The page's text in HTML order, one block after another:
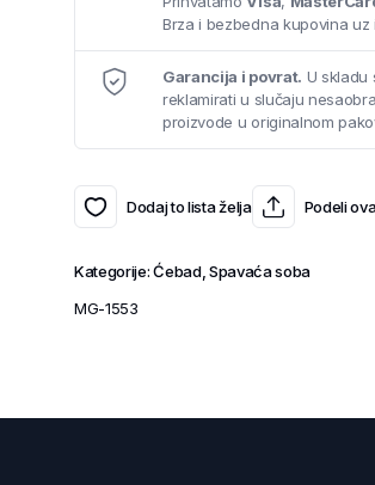
Brza i bezbedna kupovina uz
Garancija i povrat. U skladu
reklamirati u slučaju
proizvode u originalnom
Dodaj to lista želja Podeli
Kategorije:Ćebad, Spavaća soba
MG-1553